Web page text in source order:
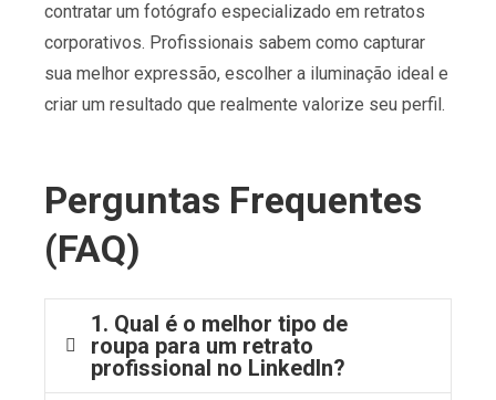
contratar um fotógrafo especializado em retratos
corporativos. Profissionais sabem como capturar
sua melhor expressão, escolher a iluminação ideal e
criar um resultado que realmente valorize seu perfil.
Perguntas Frequentes
(FAQ)
1. Qual é o melhor tipo de
roupa para um retrato
profissional no LinkedIn?